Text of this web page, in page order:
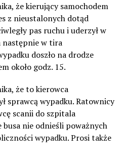
że kierujący samochodem
z nieustalonych dotąd
pas ruchu i uderzył w
następnie w tira
doszło na drodze
około godz. 15.
że to kierowca
sprawcą wypadku. Ratownicy
scanii do szpitala
nie odnieśli poważnych
wypadku. Prosi także